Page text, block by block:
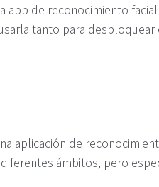
app de reconocimiento
tanto para
aplicación de
ámbitos, pero